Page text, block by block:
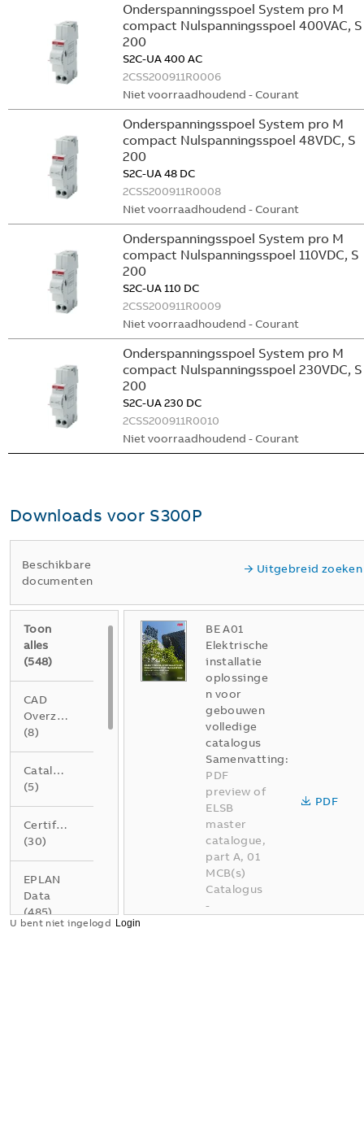
Onderspanningsspoel System pro M
compact Nulspanningsspoel 400VAC, S
200
S2C-UA 400 AC
2CSS200911R0006
Niet voorraadhoudend - Courant
Onderspanningsspoel System pro M
compact Nulspanningsspoel 48VDC, S
200
S2C-UA 48 DC
2CSS200911R0008
Niet voorraadhoudend - Courant
Onderspanningsspoel System pro M
compact Nulspanningsspoel 110VDC, S
200
S2C-UA 110 DC
2CSS200911R0009
Niet voorraadhoudend - Courant
Onderspanningsspoel System pro M
compact Nulspanningsspoel 230VDC, S
200
S2C-UA 230 DC
2CSS200911R0010
Niet voorraadhoudend - Courant
Downloads voor S300P
Beschikbare
documenten
Uitgebreid zoeken
Toon
alles
(548)
CAD
Overzichtstekening
(8)
Catalogus
(5)
Certificaat
(30)
EPLAN
Data
(485)
BE A01
Elektrische
installatie
oplossinge
n voor
gebouwen
volledige
catalogus
Samenvatting:
PDF
preview of
ELSB
master
catalogue,
part A, 01
MCB(s)
Catalogus
-
PDF
U bent niet ingelogd